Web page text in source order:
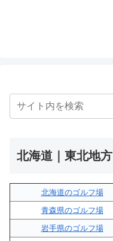
北海道｜東北地方
北海道のゴルフ場
青森県のゴルフ場
岩手県のゴルフ場